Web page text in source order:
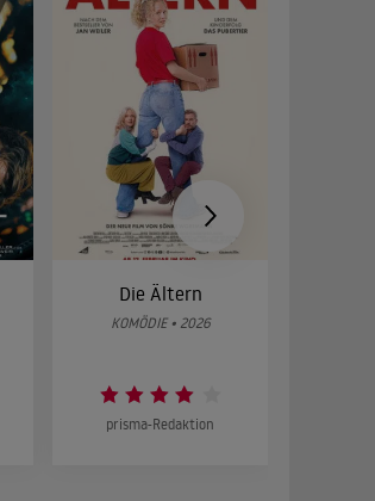
Die Ältern
KOMÖDIE • 2026
prisma-Redaktion